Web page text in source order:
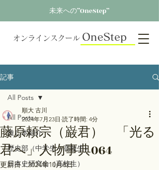
未来への”OneStep”
オンラインスクール OneStep
記事
All Posts
推し本紹介
歴史部（中学生～高校生）
日本史研究会（高校生）
All Posts
藤原頼宗（巌君） 「光る
君へ」人物事典064
順大 古川
2024年7月23日 読了時間: 4分
更新日：2024年10月8日